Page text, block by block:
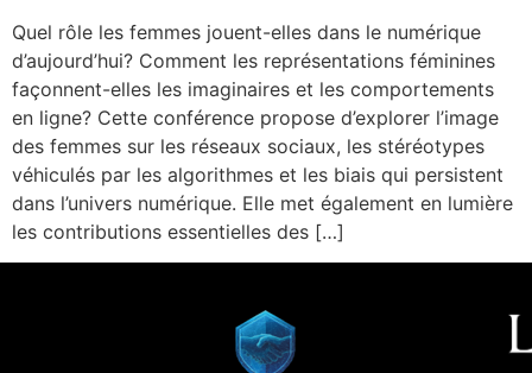
Quel rôle les femmes jouent-elles dans le numérique
d’aujourd’hui? Comment les représentations féminines
façonnent-elles les imaginaires et les comportements
en ligne? Cette conférence propose d’explorer l’image
des femmes sur les réseaux sociaux, les stéréotypes
véhiculés par les algorithmes et les biais qui persistent
dans l’univers numérique. Elle met également en lumière
les contributions essentielles des […]